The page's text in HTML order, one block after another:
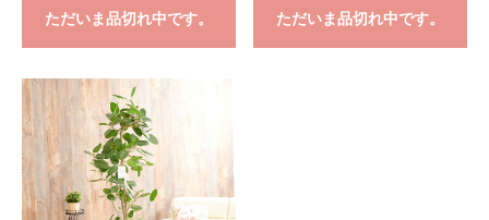
ただいま品切れ中です。 ただいま品切れ中です。